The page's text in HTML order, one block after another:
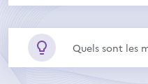
Quels sont les